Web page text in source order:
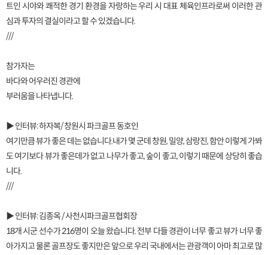
트인 시야와 쾌적한 경기 환경을 자랑하는 우리 시 대표 체육인프라로써 이러한 관
심과 투자의 결실이라고 할 수 있겠습니다.
///
참가자는
바다와 어우러진 경관에
부러움을 나타냅니다.
▶ 인터뷰: 하자복/ 창원시 파크골프 동호인
여기만큼 뷰가 좋은 데는 없습니다.내가 몇 군데 창원, 밀양, 삼랑진, 함안 이렇게 가봐
도 여기보다 뷰가 좋은데가 없고 나무가 좋고, 숲이 좋고, 이렇기 때문에 상당히 좋습
니다.
///
▶ 인터뷰: 김종옥 / 사천시파크골프협회장
18개 시군 선수가 216명이 오늘 왔습니다. 전부 다들 경관이 너무 좋고 뷰가 너무 좋
아가지고 물론 골프장도 좋지만은 앞으로 우리 국내에서는 관광객이 아마 최고로 많